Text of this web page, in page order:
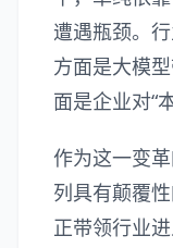
遭遇瓶颈。
方面是大模
面是企业对“
作为这一变革
列具有颠覆性
正带领行业